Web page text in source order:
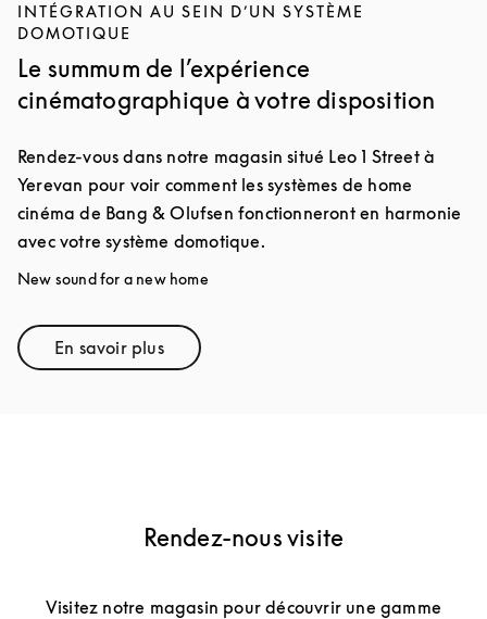
INTÉGRATION AU SEIN D’UN SYSTÈME
DOMOTIQUE
Le summum de l’expérience
cinématographique à votre disposition
Rendez-vous dans notre magasin situé Leo 1 Street à
Yerevan pour voir comment les systèmes de home
cinéma de Bang & Olufsen fonctionneront en harmonie
avec votre système domotique.
New sound for a new home
En savoir plusLink Opens in New Tab
Rendez-nous visite
Visitez notre magasin pour découvrir une gamme